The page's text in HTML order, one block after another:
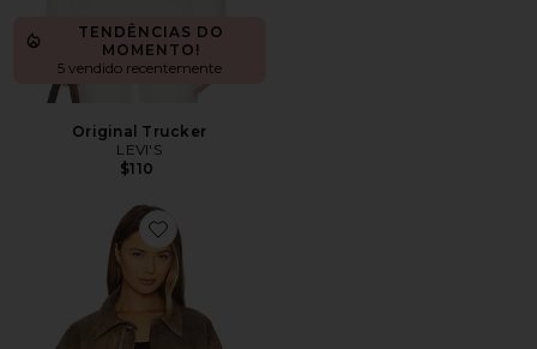
TENDÊNCIAS DO
MOMENTO!
5 vendido recentemente
Original Trucker
LEVI'S
$110
Favorite x REVOLVE Arizona Jacket